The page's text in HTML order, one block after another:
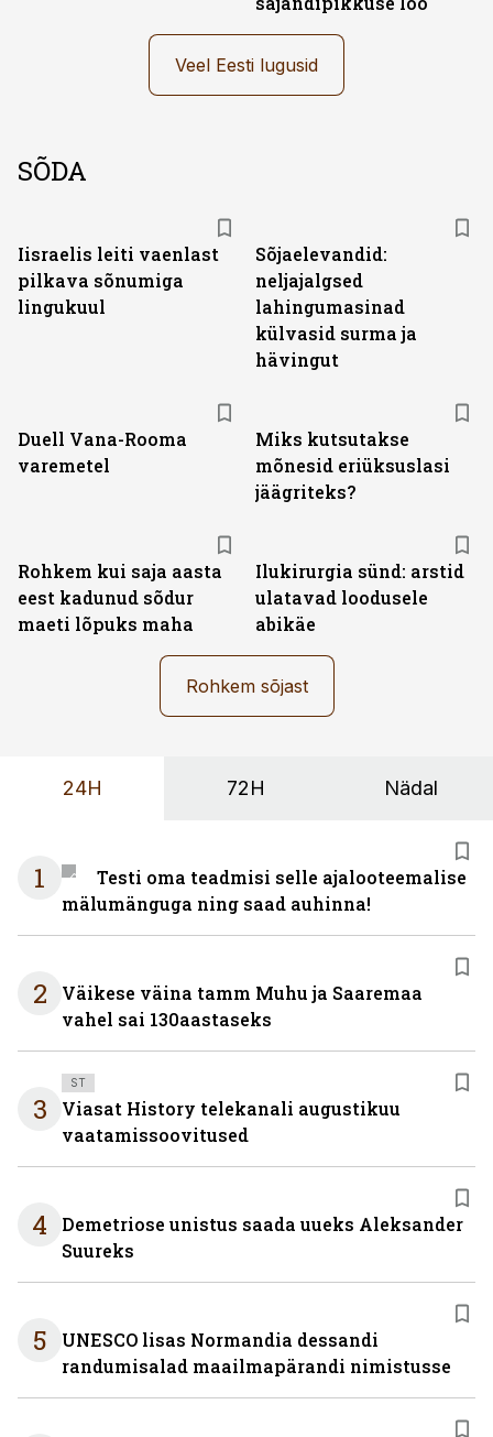
Veel Eesti lugusid
SÕDA
Iisraelis leiti vaenlast
pilkava sõnumiga
lingukuul
Sõjaelevandid:
neljajalgsed
lahingumasinad
külvasid surma ja
hävingut
Duell Vana-Rooma
varemetel
Miks kutsutakse
mõnesid eriüksuslasi
jäägriteks?
Rohkem kui saja aasta
eest kadunud sõdur
maeti lõpuks maha
Ilukirurgia sünd: arstid
ulatavad loodusele
abikäe
Rohkem sõjast
24H 72H Nädal
1
Testi oma teadmisi selle ajalooteemalise
mälumänguga ning saad auhinna!
2
Väikese väina tamm Muhu ja Saaremaa
vahel sai 130aastaseks
3
ST
Viasat History telekanali augustikuu
vaatamissoovitused
4
Demetriose unistus saada uueks Aleksander
Suureks
5
UNESCO lisas Normandia dessandi
randumisalad maailmapärandi nimistusse